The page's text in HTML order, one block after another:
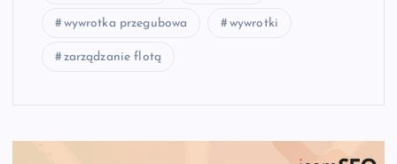
wywrotka przegubowa wywrotki
zarządzanie flotą